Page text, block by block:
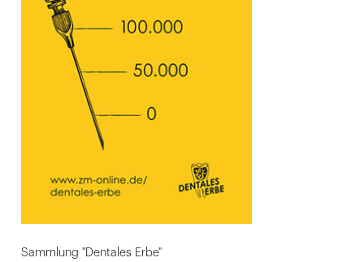
Sammlung "Dentales Erbe"